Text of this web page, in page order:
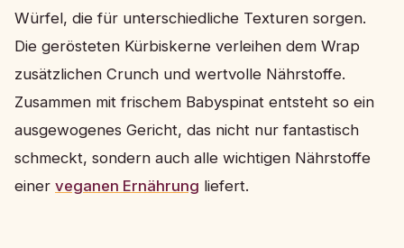
Würfel, die für unterschiedliche Texturen sorgen.
Die gerösteten Kürbiskerne verleihen dem Wrap
zusätzlichen Crunch und wertvolle Nährstoffe.
Zusammen mit frischem Babyspinat entsteht so ein
ausgewogenes Gericht, das nicht nur fantastisch
schmeckt, sondern auch alle wichtigen Nährstoffe
einer veganen Ernährung liefert.